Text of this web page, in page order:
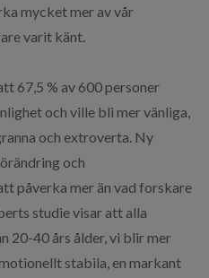
mycket mer av vår
varit känt.
67,5 % av 600 personer
och ville bli mer vänliga,
och extroverta. Ny
och
påverka mer än vad forskare
studie visar att alla
20-40 års ålder, vi blir mer
stabila, en markant